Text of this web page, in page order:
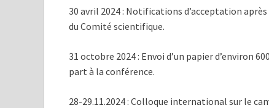
30 avril 2024 : Notifications d’acceptation
du Comité scientifique.
31 octobre 2024 : Envoi d’un papier d’environ
part à la conférence.
28-29.11.2024 : Colloque international sur le